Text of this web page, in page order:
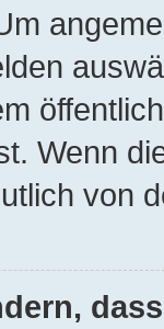
Wenn
von